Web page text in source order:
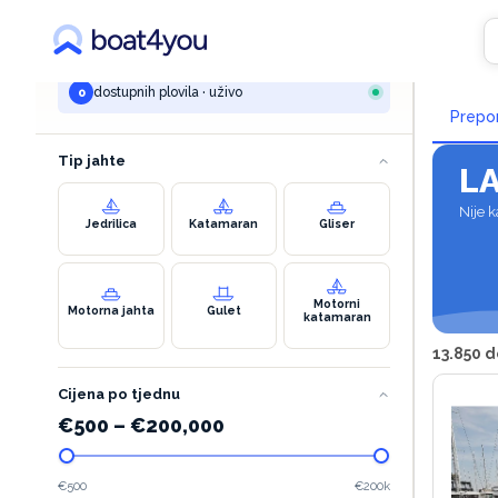
VAŠA PRETRAGA
Grenada
0 dostupnih plovila · uživo
Tip jahte
Jedrilica Katamaran Gliser
Motorna jahta Gulet
Motorni
katamaran
Cijena po tjednu
€500 – €200,000
€500 €200k
Nije
13.850